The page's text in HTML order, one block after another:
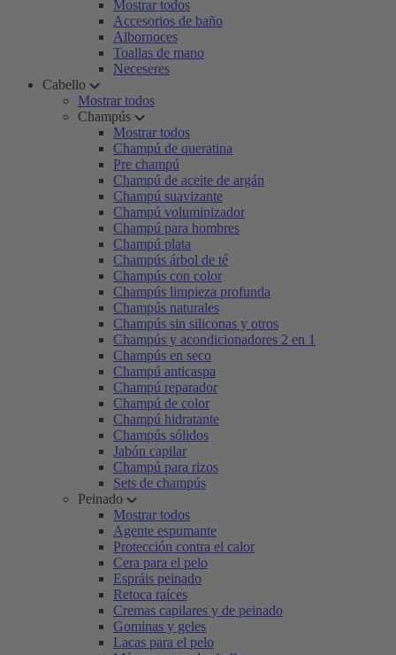
Mostrar todos
Accesorios de baño
Albornoces
Toallas de mano
Neceseres
Cabello
Mostrar todos
Champús
Mostrar todos
Champú de queratina
Pre champú
Champú de aceite de argán
Champú suavizante
Champú voluminizador
Champú para hombres
Champú plata
Champús árbol de té
Champús con color
Champús limpieza profunda
Champús naturales
Champús sin siliconas y otros
Champús y acondicionadores 2 en 1
Champús en seco
Champú anticaspa
Champú reparador
Champú de color
Champú hidratante
Champús sólidos
Jabón capilar
Champú para rizos
Sets de champús
Peinado
Mostrar todos
Agente espumante
Protección contra el calor
Cera para el pelo
Espráis peinado
Retoca raíces
Cremas capilares y de peinado
Gominas y geles
Lacas para el pelo